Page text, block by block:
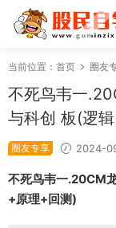
当前位置： 首页 圈友
不死鸟韦一
与科创 板(逻
圈友专享 2024-
不死鸟韦一.20CM
+原理+回测)